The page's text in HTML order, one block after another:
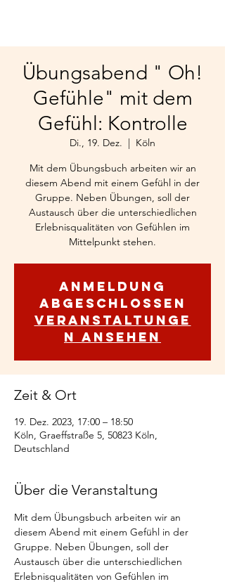
Übungsabend " Oh!
Gefühle" mit dem
Gefühl: Kontrolle
Di., 19. Dez.
  |
Köln
Mit dem Übungsbuch arbeiten wir an
diesem Abend mit einem Gefühl in der
Gruppe. Neben Übungen, soll der
Austausch über die unterschiedlichen
Erlebnisqualitäten von Gefühlen im
Mittelpunkt stehen.
Anmeldung
abgeschlossen
Veranstaltunge
n ansehen
Zeit & Ort
19. Dez. 2023, 17:00 – 18:50
Köln, Graeffstraße 5, 50823 Köln,
Deutschland
Über die Veranstaltung
Mit dem Übungsbuch arbeiten wir an
diesem Abend mit einem Gefühl in der
Gruppe. Neben Übungen, soll der
Austausch über die unterschiedlichen
Erlebnisqualitäten von Gefühlen im